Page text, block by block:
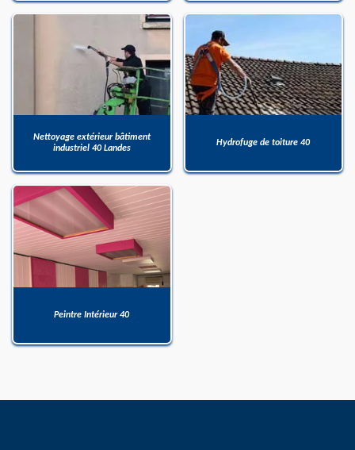
Nettoyage extérieur bâtiment
industriel 40 Landes
Hydrofuge de toiture 40
Peintre Intérieur 40